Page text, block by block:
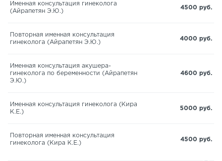
Именная консультация гинеколога
(Айрапетян Э.Ю.)
4500 руб.
Повторная именная консультация
гинеколога (Айрапетян Э.Ю.)
4000 руб.
Именная консультация акушера-
гинеколога по беременности (Айрапетян
Э.Ю.)
4600 руб.
Именная консультация гинеколога (Кира
К.Е.)
5000 руб.
Повторная именная консультация
гинеколога (Кира К.Е.)
4500 руб.